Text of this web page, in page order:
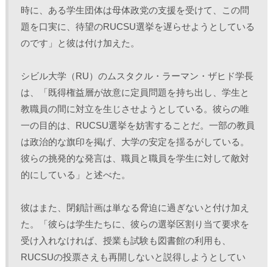
時に、ある学生団体は母体政党の支援を受けて、この問
題を口実に、待望のRUCSU選挙を遅らせようとしている
のです」と彼は付け加えた。
シビル大学（RU）のムスタクル・ラーマン・ザヒド学長
は、「既得権益層が故意に定員問題を持ち出し、学生と
教職員の間に対立を生じさせようとしている。彼らの唯
一の目的は、RUCSU選挙を妨害することだ。一部の教員
は政治的な旗印を掲げ、大学の安定を揺るがしている。
彼らの挑発的な発言は、職員と職員を学生に対して敵対
的にしている」と述べた。
彼はまた、閉鎖計画は単なる脅迫に過ぎないと付け加え
た。「彼らは学生たちに、彼らの選挙区割り当て要求を
受け入れなければ、授業も試験も図書館の利用も、
RUCSUの投票さえも再開しないと説得しようとしてい